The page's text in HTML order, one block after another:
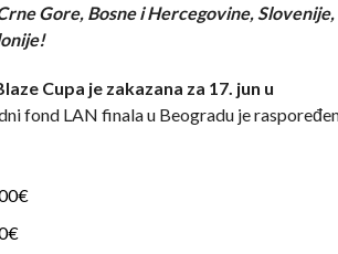
Gore, Bosne i Hercegovine, Slovenije,
Cupa je zakazana za 17. jun u
fond LAN finala u Beogradu je